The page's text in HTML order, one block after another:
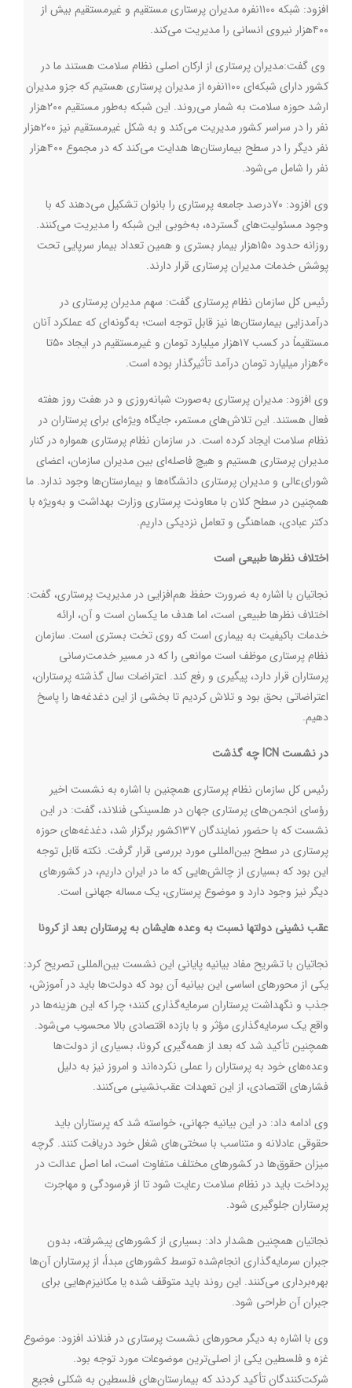
افزود: شبکه ۱۱۰۰نفره مدیران پرستاری مستقیم و غیرمستقیم بیش از
۴۰۰هزار نیروی انسانی را مدیریت می‌کند.
وی گفت:مدیران پرستاری از ارکان اصلی نظام سلامت هستند ما در
کشور دارای شبکه‌ای ۱۱۰۰نفره از مدیران پرستاری هستیم که جزو مدیران
ارشد حوزه سلامت به شمار می‌روند. این شبکه به‌طور مستقیم ۲۰۰هزار
نفر را در سراسر کشور مدیریت می‌کند و به شکل غیرمستقیم نیز ۲۰۰هزار
نفر دیگر را در سطح بیمارستان‌ها هدایت می‌کند که در مجموع ۴۰۰هزار
نفر را شامل می‌شود.
وی افزود: ۷۰درصد جامعه پرستاری را بانوان تشکیل می‌دهند که با
وجود مسئولیت‌های گسترده، به‌خوبی این شبکه را مدیریت می‌کنند.
روزانه حدود ۱۵۰هزار بیمار بستری و همین تعداد بیمار سرپایی تحت
پوشش خدمات مدیران پرستاری قرار دارند.
رئیس کل سازمان نظام پرستاری گفت: سهم مدیران پرستاری در
درآمدزایی بیمارستان‌ها نیز قابل توجه است؛ به‌گونه‌ای که عملکرد آنان
مستقیماً در کسب ۱۷هزار میلیارد تومان و غیرمستقیم در ایجاد ۵۰تا
۶۰هزار میلیارد تومان درآمد تأثیرگذار بوده است
.
وی افزود: مدیران پرستاری به‌صورت شبانه‌روزی و در هفت روز هفته
فعال هستند. این تلاش‌های مستمر، جایگاه ویژه‌ای برای پرستاران در
نظام سلامت ایجاد کرده است. در سازمان نظام پرستاری همواره در کنار
مدیران پرستاری هستیم و هیچ فاصله‌ای بین مدیران سازمان، اعضای
شورای‌عالی و مدیران پرستاری دانشگاه‌ها و بیمارستان‌ها وجود ندارد. ما
همچنین در سطح کلان با معاونت پرستاری وزارت بهداشت و به‌ویژه با
دکتر عبادی، هماهنگی و تعامل نزدیکی داریم.
اختلاف نظرها طبیعی است
نجاتیان با اشاره به ضرورت حفظ هم‌افزایی در مدیریت پرستاری، گفت:
اختلاف نظرها طبیعی است، اما هدف ما یکسان است و آن، ارائه
خدمات باکیفیت به بیماری است که روی تخت بستری است. سازمان
نظام پرستاری موظف است موانعی را که در مسیر خدمت‌رسانی
پرستاران قرار دارد، پیگیری و رفع کند. اعتراضات سال گذشته پرستاران،
اعتراضاتی بحق بود و تلاش کردیم تا بخشی از این دغدغه‌ها را پاسخ
دهیم.
در نشستICNچه گذشت
رئیس کل سازمان نظام پرستاری همچنین با اشاره به نشست اخیر
رؤسای انجمن‌های پرستاری جهان در هلسینکی فنلاند، گفت: در این
نشست که با حضور نمایندگان ۱۳۷کشور برگزار شد، دغدغه‌های حوزه
پرستاری در سطح بین‌المللی مورد بررسی قرار گرفت. نکته قابل توجه
این بود که بسیاری از چالش‌هایی که ما در ایران داریم، در کشورهای
دیگر نیز وجود دارد و موضوع پرستاری، یک مساله جهانی است.
عقب نشینی دولتها نسبت به وعده هایشان به پرستاران بعد از کرونا
نجاتیان با تشریح مفاد بیانیه پایانی این نشست بین‌المللی تصریح کرد:
یکی از محورهای اساسی این بیانیه آن بود که دولت‌ها باید در آموزش،
جذب و نگهداشت پرستاران سرمایه‌گذاری کنند؛ چرا که این هزینه‌ها در
واقع یک سرمایه‌گذاری مؤثر و با بازده اقتصادی بالا محسوب می‌شود.
همچنین تأکید شد که بعد از همه‌گیری کرونا، بسیاری از دولت‌ها
وعده‌های خود به پرستاران را عملی نکرده‌اند و امروز نیز به دلیل
فشارهای اقتصادی، از این تعهدات عقب‌نشینی می‌کنند.
وی ادامه داد: در این بیانیه جهانی، خواسته شد که پرستاران باید
حقوقی عادلانه و متناسب با سختی‌های شغل خود دریافت کنند. گرچه
میزان حقوق‌ها در کشورهای مختلف متفاوت است، اما اصل عدالت در
پرداخت باید در نظام سلامت رعایت شود تا از فرسودگی و مهاجرت
پرستاران جلوگیری شود.
نجاتیان همچنین هشدار داد: بسیاری از کشورهای پیشرفته، بدون
جبران سرمایه‌گذاری انجام‌شده توسط کشورهای مبدأ، از پرستاران آن‌ها
بهره‌برداری می‌کنند. این روند باید متوقف شده یا مکانیزم‌هایی برای
جبران آن طراحی شود.
وی با اشاره به دیگر محورهای نشست پرستاری در فنلاند افزود: موضوع
غزه و فلسطین یکی از اصلی‌ترین موضوعات مورد توجه بود.
شرکت‌کنندگان تأکید کردند که بیمارستان‌های فلسطین به شکلی فجیع